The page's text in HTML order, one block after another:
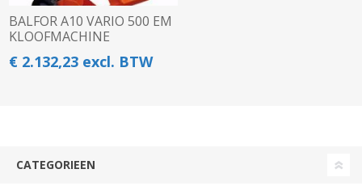
BALFOR A10 VARIO 500 EM
KLOOFMACHINE
€ 2.132,23 excl. BTW
CATEGORIEEN